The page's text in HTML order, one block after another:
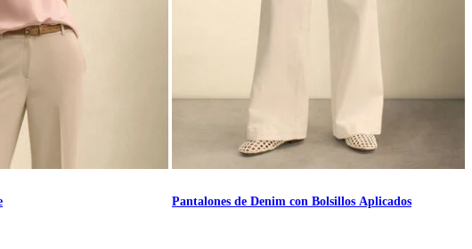
Pantalones de Denim con Bolsillos Aplicados